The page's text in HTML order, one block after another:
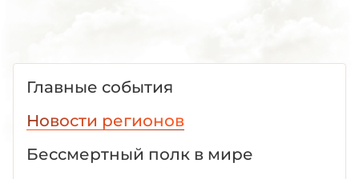
Главные события
Новости регионов
Бессмертный полк в мире